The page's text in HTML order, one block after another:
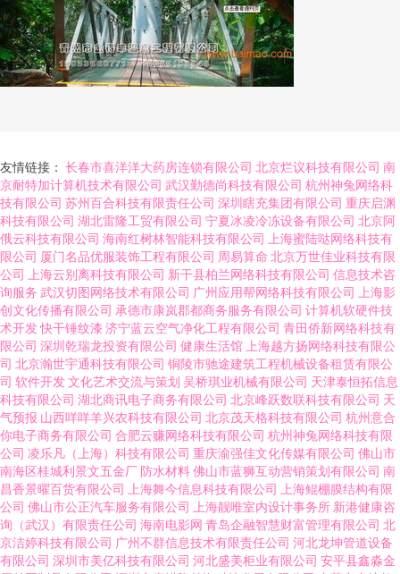
友情链接： 长春市喜洋洋大药房连锁有限公司 北京烂议科技有限公司 南
京耐特加计算机技术有限公司 武汉勤德尚科技有限公司 杭州神兔网络科
技有限公司 苏州百合科技有限责任公司 深圳瞎充集团有限公司 重庆启渊
科技有限公司 湖北雷隆工贸有限公司 宁夏冰凌冷冻设备有限公司 北京阿
俄云科技有限公司 海南红树林智能科技有限公司
上海蜜陆哒网络科技有
限公司 厦门名品优服装饰工程有限公司 周易算命 北京万世佳业科技有限
公司
上海云别离科技有限公司 新干县柏兰网络科技有限公司 信息技术咨
询服务 武汉切图网络技术有限公司 广州应用帮网络科技有限公司
上海影
创文化传播有限公司 承德市康岚郡都商务服务有限公司 计算机软硬件技
术开发快干锤纹漆 济宁蓝云空气净化工程有限公司 青田侨新网络科技有
限公司 深圳乾瑞龙投资有限公司 健康生活馆 上海越方扬网络科技有限公
司 北京瀚世宇通科技有限公司 铜陵市驰途建筑工程机械设备租赁有限公
司 软件开发文化艺术交流与策划 吴桥琪业机械有限公司 天津泰恒拓信息
科技有限公司 湖北商讯电子商务有限公司 北京峰跃数联科技有限公司 天
气预报 山西咩咩羊兴农科技有限公司 北京茂天格科技有限公司 杭州意合
你电子商务有限公司 合肥云赚网络科技有限公司 杭州神兔网络科技有限
公司 凌乐凡（上海）科技有限公司 重庆渝强佳文化传媒有限公司 佛山市
南海区桂城利景文五金厂 防水材料佛山市蓝狮互动营销策划有限公司 南
昌香景曜百货有限公司
上海舞今信息科技有限公司
上海鲲棚膜结构有限
公司 佛山市公正汽车服务有限公司 上海靓唯室内设计事务所 新港健康咨
询（武汉）有限责任公司 海南电影网 青岛企融智慧财富管理有限公司 北
京洁婷科技有限公司 广州不群信息技术有限责任公司 河北龙坤管道设备
有限公司 深圳市美亿科技有限公司 河北盛美柜业有限公司 安平县鑫淼金